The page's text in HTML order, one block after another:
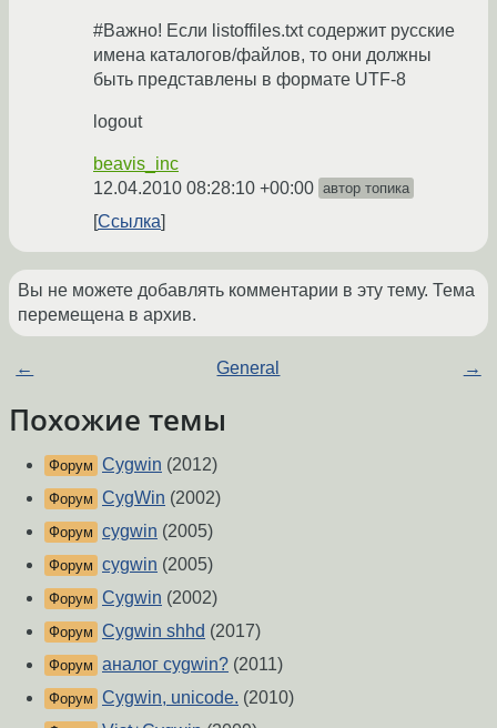
#Важно! Если listoffiles.txt содержит русские
имена каталогов/файлов, то они должны
быть представлены в формате UTF-8
logout
beavis_inc
12.04.2010 08:28:10 +00:00 автор топика
Ссылка
Вы не можете добавлять комментарии в эту тему. Тема
перемещена в архив.
← General →
Похожие темы
Форум Cygwin (2012)
Форум CygWin (2002)
Форум cygwin (2005)
Форум cygwin (2005)
Форум Cygwin (2002)
Форум Cygwin shhd (2017)
Форум аналог cygwin? (2011)
Форум Cygwin, unicode. (2010)